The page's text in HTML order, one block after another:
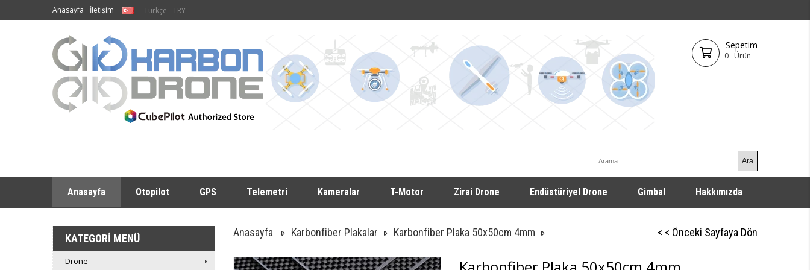
Türkçe - TRY
Anasayfa İletişim
Sepetim
0 Ürün
Anasayfa Otopilot GPS Telemetri Kameralar T-Motor Zirai Drone Endüstüriyel Drone Gimbal Hakkımızda
KATEGORI MENÜ
Drone
Anasayfa Karbonfiber Plakalar Karbonfiber Plaka 50x50cm 4mm < < Önceki Sayfaya Dön